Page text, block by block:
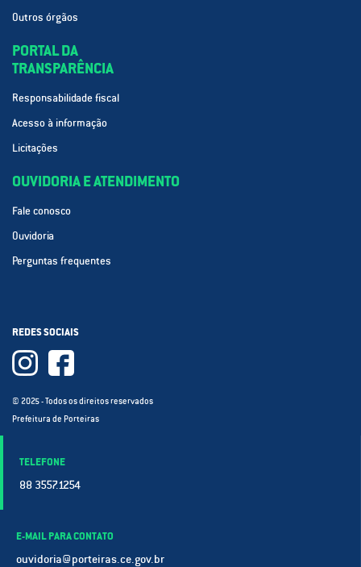
Outros órgãos
PORTAL DA
TRANSPARÊNCIA
Responsabilidade fiscal
Acesso à informação
Licitações
OUVIDORIA E ATENDIMENTO
Fale conosco
Ouvidoria
Perguntas frequentes
REDES SOCIAIS
© 2025 - Todos os direitos reservados
Prefeitura de Porteiras
TELEFONE
88 3557.1254
E-MAIL PARA CONTATO
ouvidoria@porteiras.ce.gov.br